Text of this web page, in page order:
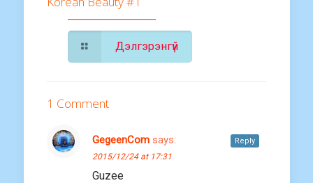
Дэлгэрэнгүй
1 Comment
GegeenCom says:
2015/12/24 at 17:31
Guzee
Reply